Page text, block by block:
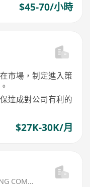
$45-70/小時
市場，制定進入策
達成對公司有利的
$27K-30K/月
BIG DIPPER INVESTMENT FINANCING COMPANY